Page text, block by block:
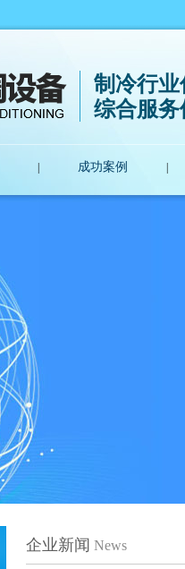
制冷行业
综合服务
成功案例
企业新闻 News